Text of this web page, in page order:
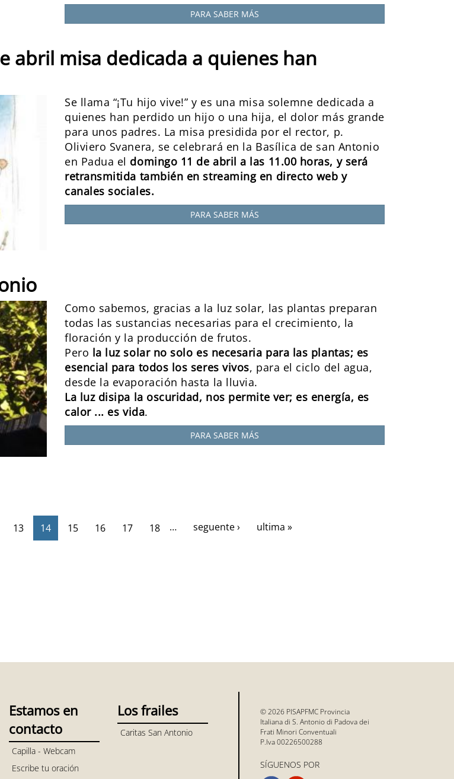
PARA SABER MÁS
abril misa dedicada a quienes han
Se llama “¡Tu hijo vive!” y es una misa solemne dedicada a
quienes han perdido un hijo o una hija, el dolor más grande
para unos padres. La misa presidida por el rector, p.
Oliviero Svanera, se celebrará en la Basílica de san Antonio
en Padua el domingo 11 de abril a las 11.00 horas, y será
retransmitida también en streaming en directo web y
canales sociales.
PARA SABER MÁS
Como sabemos, gracias a la luz solar, las plantas preparan
todas las sustancias necesarias para el crecimiento, la
floración y la producción de frutos.
Pero la luz solar no solo es necesaria para las plantas; es
esencial para todos los seres vivos, para el ciclo del agua,
desde la evaporación hasta la lluvia.
La luz disipa la oscuridad, nos permite ver; es energía, es
calor ... es vida.
PARA SABER MÁS
13 14 15 16 17 18 … seguente › ultima »
Estamos en
contacto
Capilla - Webcam
Escribe tu oración
Los frailes
Caritas San Antonio
© 2026 PISAPFMC Provincia
Italiana di S. Antonio di Padova dei
Frati Minori Conventuali
P.Iva 00226500288
SÍGUENOS POR